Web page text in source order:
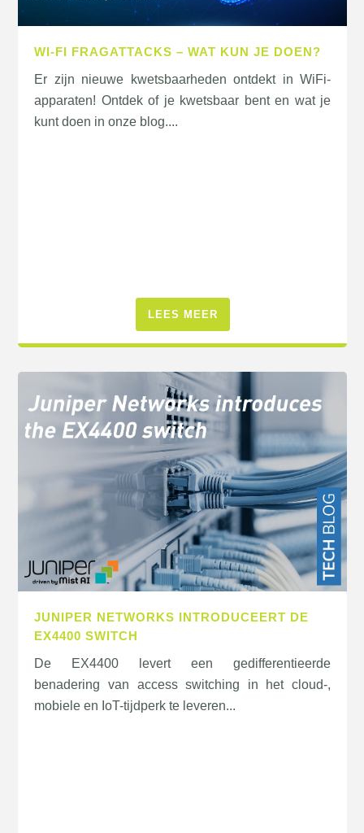
WI-FI FRAGATTACKS – WAT KUN JE DOEN?
Er zijn nieuwe kwetsbaarheden ontdekt in WiFi-
apparaten! Ontdek of je kwetsbaar bent en wat je
kunt doen in onze blog....
LEES MEER
JUNIPER NETWORKS INTRODUCEERT DE
EX4400 SWITCH
De EX4400 levert een gedifferentieerde
benadering van access switching in het cloud-,
mobiele en IoT-tijdperk te leveren...